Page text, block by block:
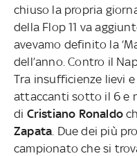
chiuso la propria
della Flop 11 va
avevamo definito la
dell’anno. Contro il
Tra insufficienze lievi
attaccanti sotto il 6 e
di Cristiano Ronaldo
Zapata . Due dei più
campionato che si